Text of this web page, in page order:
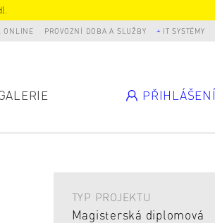
ONLINE PROVOZNÍ DOBA A SLUŽBY IT SYSTÉMY
PŘIHLÁŠENÍ
TYP PROJEKTU
Magisterská diplomová